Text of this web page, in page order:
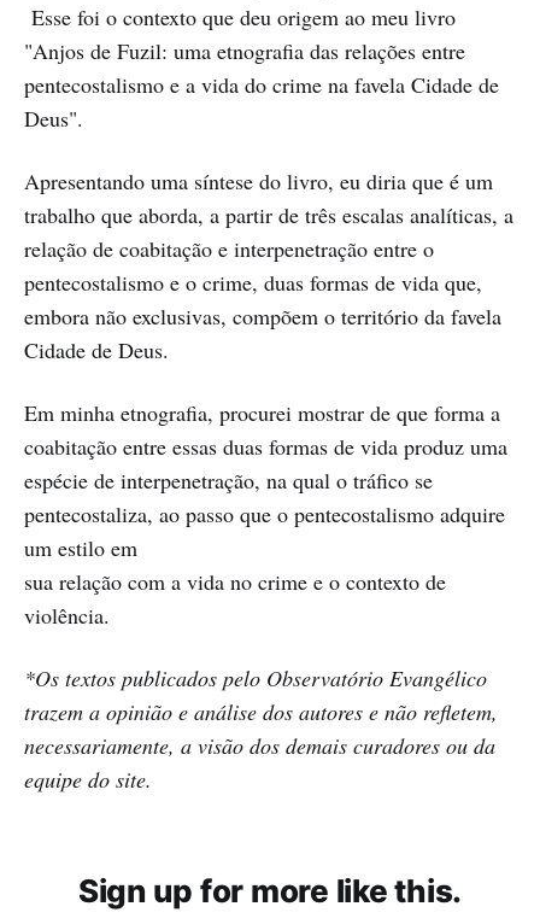
Esse foi o contexto que deu origem ao meu livro
"Anjos de Fuzil: uma etnografia das relações entre
pentecostalismo e a vida do crime na favela Cidade de
Deus".
Apresentando uma síntese do livro, eu diria que é um
trabalho que aborda, a partir de três escalas analíticas, a
relação de coabitação e interpenetração entre o
pentecostalismo e o crime, duas formas de vida que,
embora não exclusivas, compõem o território da favela
Cidade de Deus.
Em minha etnografia, procurei mostrar de que forma a
coabitação entre essas duas formas de vida produz uma
espécie de interpenetração, na qual o tráfico se
pentecostaliza, ao passo que o pentecostalismo adquire
um estilo em
sua relação com a vida no crime e o contexto de
violência.
*Os textos publicados pelo Observatório Evangélico
trazem a opinião e análise dos autores e não refletem,
necessariamente, a visão dos demais curadores ou da
equipe do site.
Sign up for more like this.